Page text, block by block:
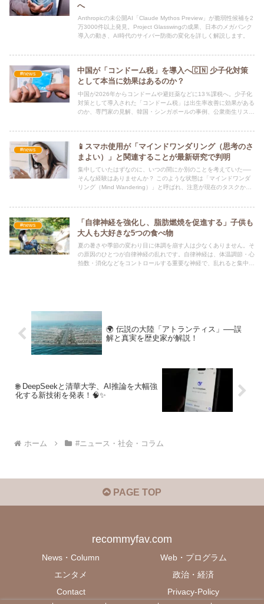
へ
Anthropicの未公開AI「Claude Mythos Preview」が脆弱性候補を2
万3000件以上発見。Project Glasswingの成果、日本のメガバンク
導入の動き、AI時代のサイバー防衛の変化を詳しく解説します。
#news
中国が「コンドーム税」を導入へ🇨🇳 少子化対策
として本当に効果はあるのか？
中国が2026年からコンドームや避妊薬などに13％課税へ。少子化
対策として導入された「コンドーム税」は出生率改善に効果がある
のか、専門家の見解、韓国・シンガポールの事例、公衆衛生リスク
#news
📱スマホ使用が「マインドワンダリング（思考のさ
まよい）」と関連することが最新研究で判明
集中していたはずなのに、いつの間にか別のことを考えていた──
そんな経験はありませんか？ このような状態は「マインドワンダ
リング（Mind Wandering）」と呼ばれ、注意が現在のタスクから
#news
「自律神経を強化し、脂肪燃焼を促進する」子供も
大人も大好きな5つの食べ物
夏の暑さや季節の変わり目に体調を崩す人は少なくありません。そ
の原因のひとつが自律神経の乱れです。自律神経は、体温調節・心
拍数・消化などをコントロールする重要な神経で、乱れると集中力
🌍 伝説の大陸「アトランティス」──誤
解と真実を歴史家が解説！
🌐 DeepSeekと清華大学、AI推論を大幅強
化する新技術を発表！🧠✨
ホーム #ニュース・社会・コラム
PAGE TOP
recommyfav.com
News・Column
Web・プログラム
エンタメ
政治・経済
Contact
Privacy-Policy